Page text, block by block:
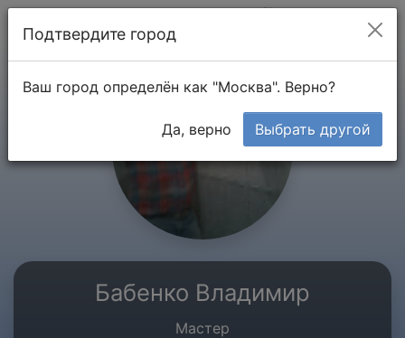
Бабенко Владимир
Мастер
Подтвердите город
Ваш город определён как "Москва". Верно?
Да, верно Выбрать другой